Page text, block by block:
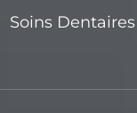
Soins Dentaires